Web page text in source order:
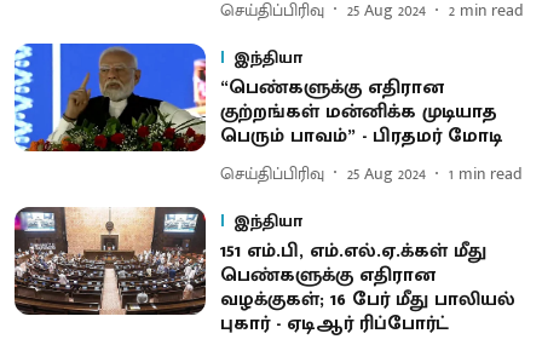
செய்திப்பிரிவு 25 Aug 2024 2 min read
இந்தியா
“பெண்களுக்கு எதிரான
குற்றங்கள் மன்னிக்க முடியாத
பெரும் பாவம்” - பிரதமர் மோடி
செய்திப்பிரிவு 25 Aug 2024 1 min read
இந்தியா
151 எம்.பி, எம்.எல்.ஏ.க்கள் மீது
பெண்களுக்கு எதிரான
வழக்குகள்; 16 பேர் மீது பாலியல்
புகார் - ஏடிஆர் ரிப்போர்ட்